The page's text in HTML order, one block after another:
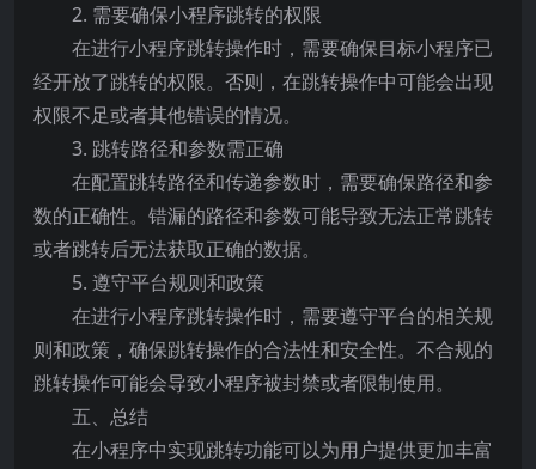
2. 需要确保小程序跳转的权限
在进行小程序跳转操作时，需要确保目标小程序已
经开放了跳转的权限。否则，在跳转操作中可能会出现
权限不足或者其他错误的情况。
3. 跳转路径和参数需正确
在配置跳转路径和传递参数时，需要确保路径和参
数的正确性。错漏的路径和参数可能导致无法正常跳转
或者跳转后无法获取正确的数据。
5. 遵守平台规则和政策
在进行小程序跳转操作时，需要遵守平台的相关规
则和政策，确保跳转操作的合法性和安全性。不合规的
跳转操作可能会导致小程序被封禁或者限制使用。
五、总结
在小程序中实现跳转功能可以为用户提供更加丰富